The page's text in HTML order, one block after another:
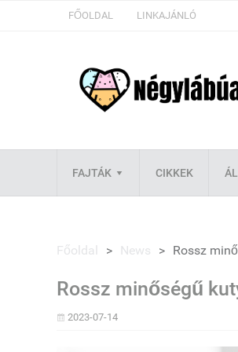
FŐOLDAL LINKAJÁNLÓ
FAJTÁK CIKKEK
Főoldal > News > Rossz
Rossz minőségű
2023-07-14